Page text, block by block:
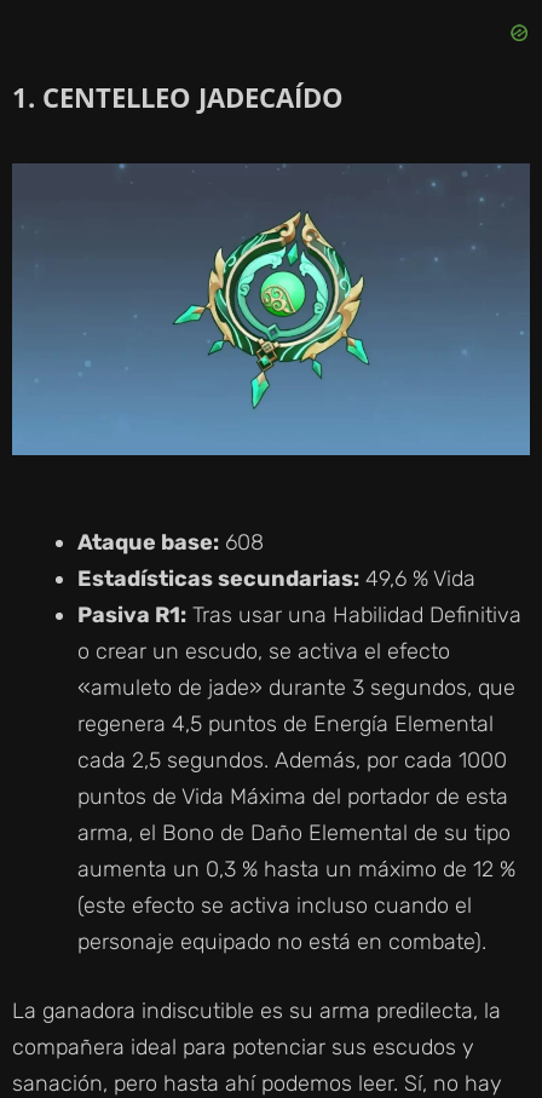
1. CENTELLEO JADECAÍDO
Ataque base: 608
Estadísticas secundarias: 49,6 % Vida
Pasiva R1: Tras usar una Habilidad Definitiva
o crear un escudo, se activa el efecto
«amuleto de jade» durante 3 segundos, que
regenera 4,5 puntos de Energía Elemental
cada 2,5 segundos. Además, por cada 1000
puntos de Vida Máxima del portador de esta
arma, el Bono de Daño Elemental de su tipo
aumenta un 0,3 % hasta un máximo de 12 %
(este efecto se activa incluso cuando el
personaje equipado no está en combate).
La ganadora indiscutible es su arma predilecta, la
compañera ideal para potenciar sus escudos y
sanación, pero hasta ahí podemos leer. Sí, no hay